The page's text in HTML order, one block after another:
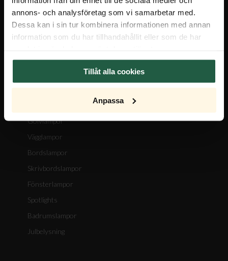
annons- och analysföretag som vi samarbetar med.
Dessa kan i sin tur kombinera informationen med annan
information som du har tillhandahållit eller som de har
Tillåt alla cookies
Anpassa
PRODUKTKATEGORIER
Taklampor
Golvlampor
Vägglampor
Bordslampor
Skrivbordslampor
Fönsterlampor
Spotlights
Badrumslampor
Julbelysning